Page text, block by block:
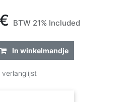
€ BTW 21% Included
In winkelmandje